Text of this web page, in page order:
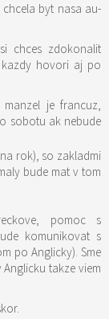
byt nasa au-
chces zdokonalit
hovori aj po
je francuz,
sobotu ak nebude
rok), so zakladmi
bude mat v tom
pomoc s
komunikovat s
po Anglicky). Sme
takze viem